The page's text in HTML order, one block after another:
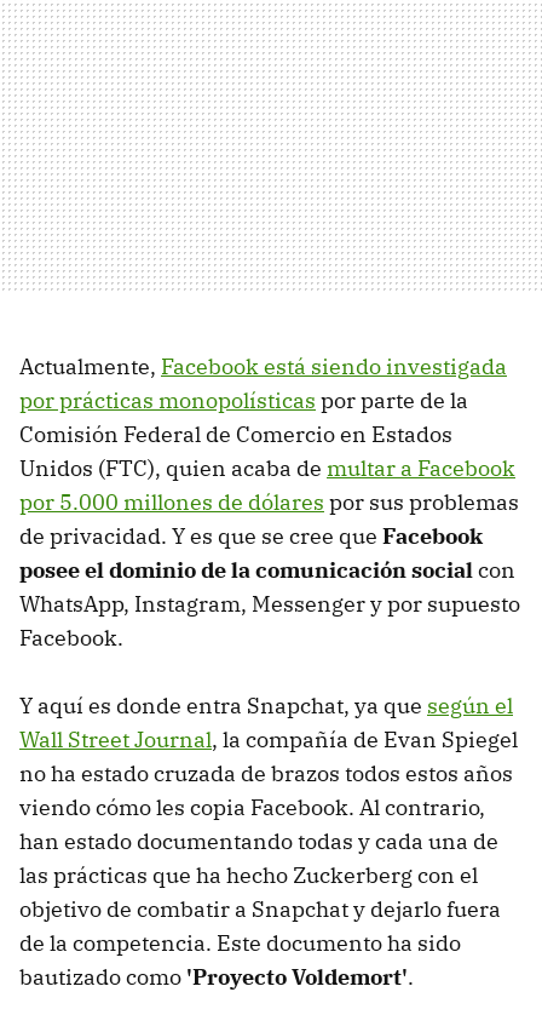
Actualmente, Facebook está siendo investigada
por prácticas monopolísticas por parte de la
Comisión Federal de Comercio en Estados
Unidos (FTC), quien acaba de multar a Facebook
por 5.000 millones de dólares por sus problemas
de privacidad. Y es que se cree que Facebook
posee el dominio de la comunicación socialcon
WhatsApp, Instagram, Messenger y por supuesto
Facebook.
Y aquí es donde entra Snapchat, ya que según el
Wall Street Journal, la compañía de Evan Spiegel
no ha estado cruzada de brazos todos estos años
viendo cómo les copia Facebook. Al contrario,
han estado documentando todas y cada una de
las prácticas que ha hecho Zuckerberg con el
objetivo de combatir a Snapchat y dejarlo fuera
de la competencia. Este documento ha sido
bautizado como 'Proyecto Voldemort'.